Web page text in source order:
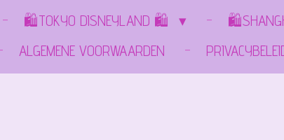
🛍️TOKYO DISNEYLAND 🛍️
ALGEMENE VOORWAARDEN